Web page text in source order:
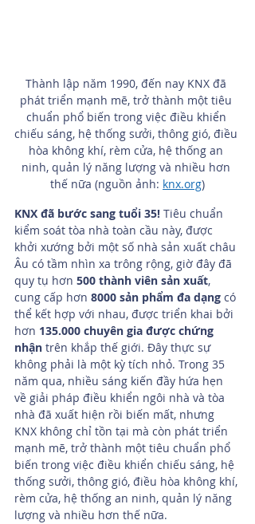
Thành lập năm 1990, đến nay KNX đã
phát triển mạnh mẽ, trở thành một tiêu
chuẩn phổ biến trong việc điều khiển
chiếu sáng, hệ thống sưởi, thông gió, điều
hòa không khí, rèm cửa, hệ thống an
ninh, quản lý năng lượng và nhiều hơn
thế nữa (nguồn ảnh: knx.org)
KNX đã bước sang tuổi 35! Tiêu chuẩn
kiểm soát tòa nhà toàn cầu này, được
khởi xướng bởi một số nhà sản xuất châu
Âu có tầm nhìn xa trông rộng, giờ đây đã
quy tụ hơn 500 thành viên sản xuất,
cung cấp hơn 8000 sản phẩm đa dạng có
thể kết hợp với nhau, được triển khai bởi
hơn 135.000 chuyên gia được chứng
nhận trên khắp thế giới. Đây thực sự
không phải là một kỳ tích nhỏ. Trong 35
năm qua, nhiều sáng kiến đầy hứa hẹn
về giải pháp điều khiển ngôi nhà và tòa
nhà đã xuất hiện rồi biến mất, nhưng
KNX không chỉ tồn tại mà còn phát triển
mạnh mẽ, trở thành một tiêu chuẩn phổ
biến trong việc điều khiển chiếu sáng, hệ
thống sưởi, thông gió, điều hòa không khí,
rèm cửa, hệ thống an ninh, quản lý năng
lượng và nhiều hơn thế nữa.